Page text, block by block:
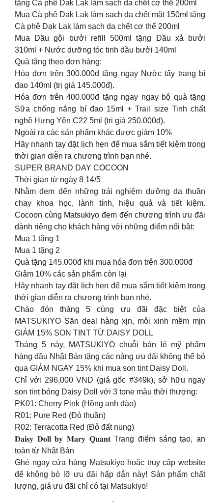
tặng Cà phê Dak Lak làm sạch da chết cơ thể 200ml
Mua Cà phê Dak Lak làm sạch da chết mặt 150ml tặng
Cà phê Dak Lak làm sạch da chết cơ thể 200ml
Mua Dầu gội bưởi refill 500ml tặng Dầu xả bưởi
310ml + Nước dưỡng tóc tinh dầu bưởi 140ml
Quà tặng theo đơn hàng:
Hóa đơn trên 300.000đ tặng ngay Nước tẩy trang bí
đao 140ml (trị giá 145.000đ).
Hóa đơn trên 400.000đ tặng ngay ngay bộ quà tặng
Sữa chống nắng bí đao 15ml + Trail size Tinh chất
nghệ Hưng Yên C22 5ml (trị giá 250.000đ).
Ngoài ra các sản phẩm khác được giảm 10%
Hãy nhanh tay đặt lịch hẹn để mua sắm tiết kiệm trong
thời gian diễn ra chương trình bạn nhé.
SUPER BRAND DAY COCOON
Thời gian từ ngày 8 14/5
Nhằm đem đến những trải nghiệm dưỡng da thuần
chay khoa học, lành tính, hiệu quả và tiết kiệm.
Cocoon cùng Matsukiyo đem đến chương trình ưu đãi
dành riêng cho khách hàng với những điểm nổi bật:
Mua 1 tặng 1
Mua 1 tặng 2
Quà tặng 145.000đ khi mua hóa đơn trên 300.000đ
Giảm 10% các sản phẩm còn lại
Hãy nhanh tay đặt lịch hẹn để mua sắm tiết kiệm trong
thời gian diễn ra chương trình bạn nhé.
Chào đón tháng 5 cùng ưu đãi đặc biệt của
MATSUKIYO Săn deal hàng xịn, môi xinh mềm mịn
GIẢM 15% SON TINT TỪ DAISY DOLL
Tháng 5 này, MATSUKIYO chuỗi bán lẻ mỹ phẩm
hàng đầu Nhật Bản tặng các nàng ưu đãi không thể bỏ
qua GIẢM NGAY 15% khi mua son tint Daisy Doll.
Chỉ với 296,000 VND (giá gốc #349k), sở hữu ngay
son tint bóng Daisy Doll với 3 tone màu thời thượng:
PK01: Cherry Pink (Hồng anh đào)
R01: Pure Red (Đỏ thuần)
R02: Terracotta Red (Đỏ đất nung)
𝐃𝐚𝐢𝐬𝐲 𝐃𝐨𝐥𝐥 𝐛𝐲 𝐌𝐚𝐫𝐲 𝐐𝐮𝐚𝐧𝐭 Trang điểm sáng tạo, an
toàn từ Nhật Bản
Ghé ngay cửa hàng Matsukiyo hoặc truy cập website
để không bỏ lỡ ưu đãi hấp dẫn này! Sản phẩm chất
lượng, giá ưu đãi chỉ có tại Matsukiyo!